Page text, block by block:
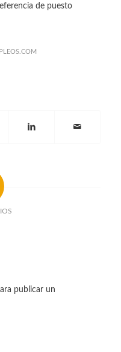
de puesto
publicar un